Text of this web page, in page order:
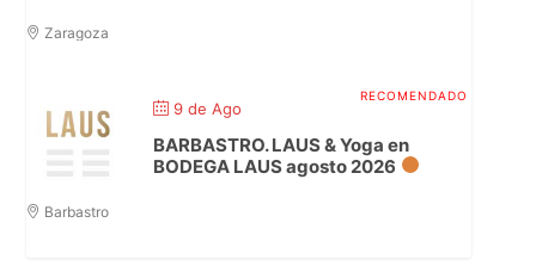
Zaragoza
9 de Ago
BARBASTRO. LAUS & Yoga en
BODEGA LAUS agosto 2026
Barbastro